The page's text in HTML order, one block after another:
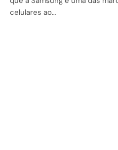
celulares ao…